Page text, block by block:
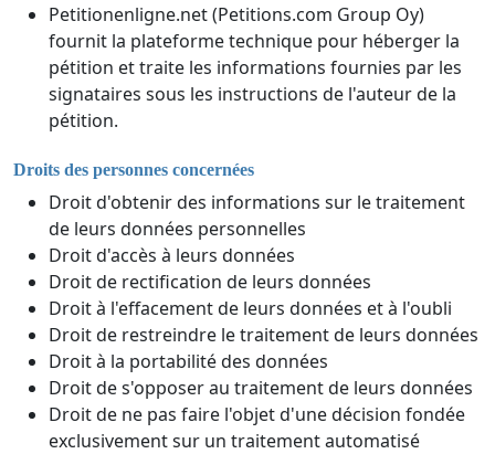
Petitionenligne.net (Petitions.com Group Oy)
fournit la plateforme technique pour héberger la
pétition et traite les informations fournies par les
signataires sous les instructions de l'auteur de la
pétition.
Droits des personnes concernées
Droit d'obtenir des informations sur le traitement
de leurs données personnelles
Droit d'accès à leurs données
Droit de rectification de leurs données
Droit à l'effacement de leurs données et à l'oubli
Droit de restreindre le traitement de leurs données
Droit à la portabilité des données
Droit de s'opposer au traitement de leurs données
Droit de ne pas faire l'objet d'une décision fondée
exclusivement sur un traitement automatisé